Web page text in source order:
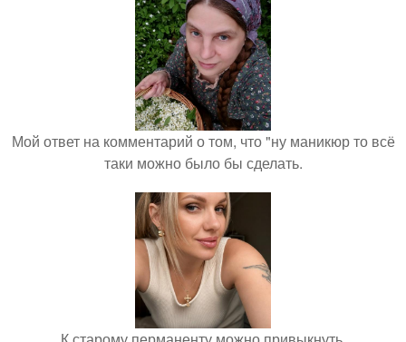
Мой ответ на комментарий о том, что "ну маникюр то всё
таки можно было бы сделать.